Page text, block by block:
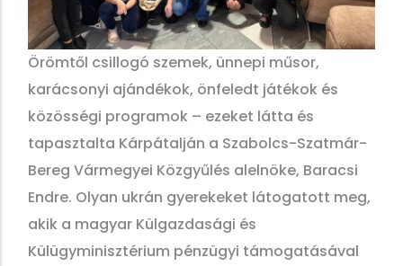
Örömtől csillogó szemek, ünnepi műsor,
karácsonyi ajándékok, önfeledt játékok és
közösségi programok – ezeket látta és
tapasztalta Kárpátalján a Szabolcs-Szatmár-
Bereg Vármegyei Közgyűlés alelnöke, Baracsi
Endre. Olyan ukrán gyerekeket látogatott meg,
akik a magyar Külgazdasági és
Külügyminisztérium pénzügyi támogatásával